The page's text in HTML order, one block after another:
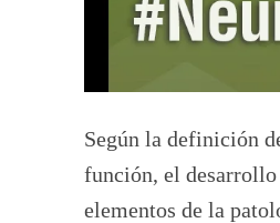
Según la definición
función, el
elementos de la